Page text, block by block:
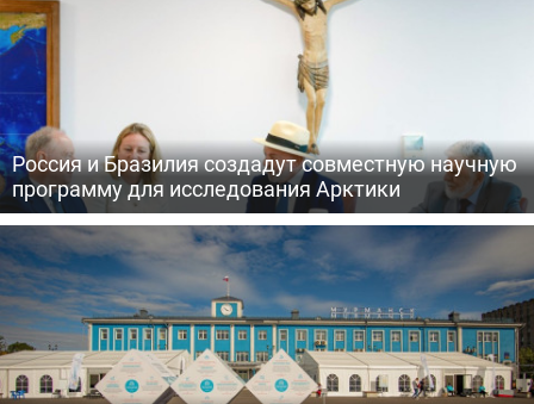
Россия и Бразилия создадут совместную научную
программу для исследования Арктики